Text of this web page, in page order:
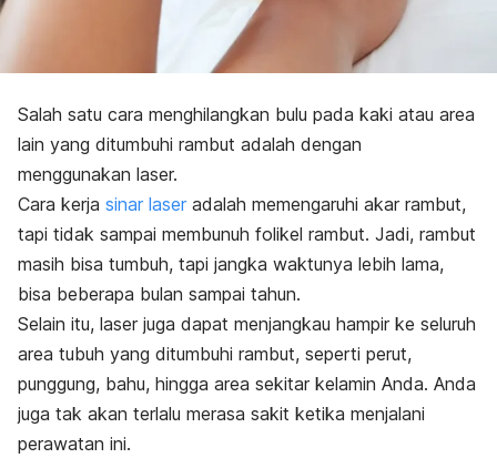
Salah satu cara menghilangkan bulu pada kaki atau area
lain yang ditumbuhi rambut adalah dengan
menggunakan laser.
Cara kerja sinar laser adalah memengaruhi akar rambut,
tapi tidak sampai membunuh folikel rambut. Jadi, rambut
masih bisa tumbuh, tapi jangka waktunya lebih lama,
bisa beberapa bulan sampai tahun.
Selain itu, laser juga dapat menjangkau hampir ke seluruh
area tubuh yang ditumbuhi rambut, seperti perut,
punggung, bahu, hingga area sekitar kelamin Anda. Anda
juga tak akan terlalu merasa sakit ketika menjalani
perawatan ini.